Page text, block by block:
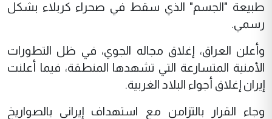
طبيعة "الجسم" الذي سقط في صحراء كربلاء بشكل
رسمي.
وأعلن العراق، إغلاق مجاله الجوي، في ظل التطورات
الأمنية المتسارعة التي تشهدها المنطقة، فيما أعلنت
إيران إغلاق أجواء البلاد الغربية.
وجاء القرار بالتزامن مع استهداف إيراني بالصواريخ